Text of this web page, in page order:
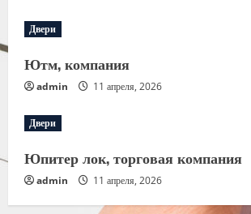
Двери
Ютм, компания
admin 11 апреля, 2026
Двери
Юпитер лок, торговая компания
admin 11 апреля, 2026